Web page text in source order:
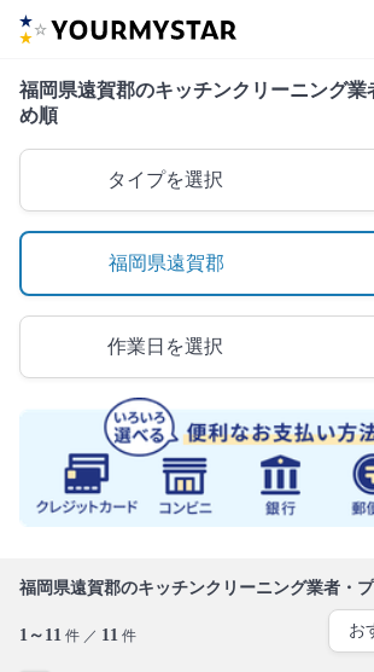
福岡県遠賀郡のキッチンクリーニング業
め順
タイプを選択
福岡県遠賀郡
作業日を選択
福岡県遠賀郡のキッチンクリーニング業者・
1～11 件 ／ 11 件